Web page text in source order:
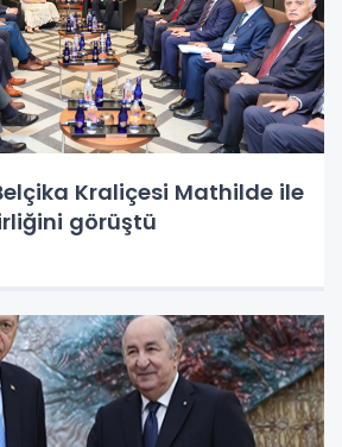
Kraliçesi Mathilde ile
görüştü